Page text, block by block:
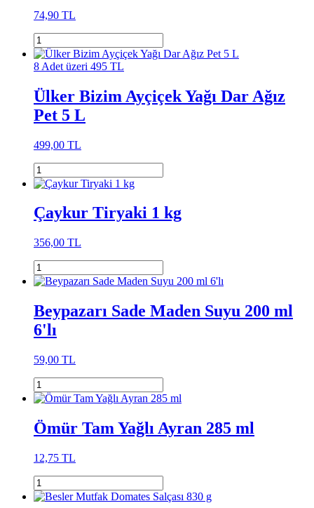
74,90 TL
8 Adet üzeri 495 TL
Ülker Bizim Ayçiçek Yağı Dar Ağız
Pet 5 L
499,00 TL
Çaykur Tiryaki 1 kg
356,00 TL
Beypazarı Sade Maden Suyu 200 ml
6'lı
59,00 TL
Ömür Tam Yağlı Ayran 285 ml
12,75 TL